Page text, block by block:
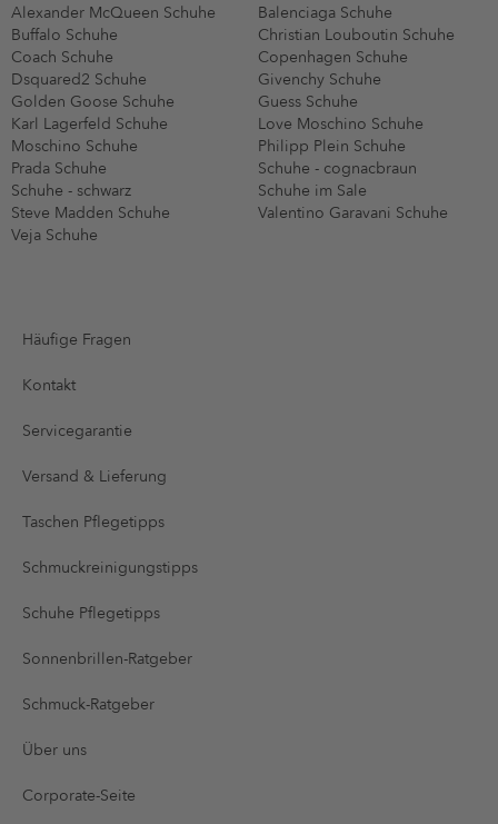
Alexander McQueen Schuhe
Balenciaga Schuhe
Buffalo Schuhe
Christian Louboutin Schuhe
Coach Schuhe
Copenhagen Schuhe
Dsquared2 Schuhe
Givenchy Schuhe
Golden Goose Schuhe
Guess Schuhe
Karl Lagerfeld Schuhe
Love Moschino Schuhe
Moschino Schuhe
Philipp Plein Schuhe
Prada Schuhe
Schuhe - cognacbraun
Schuhe - schwarz
Schuhe im Sale
Steve Madden Schuhe
Valentino Garavani Schuhe
Veja Schuhe
Häufige Fragen
Kontakt
Servicegarantie
Versand & Lieferung
Taschen Pflegetipps
Schmuckreinigungstipps
Schuhe Pflegetipps
Sonnenbrillen-Ratgeber
Schmuck-Ratgeber
Über uns
Corporate-Seite